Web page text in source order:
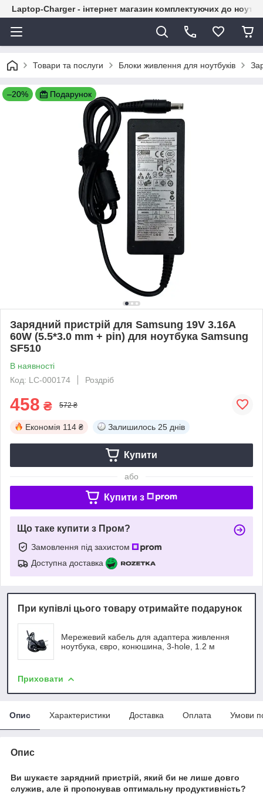
Laptop-Charger - інтернет магазин комплектуючих до
Товари та послуги Блоки живлення для ноутбуків
–20% Подарунок
Зарядний пристрій для Samsung 19V 3.16A
60W (5.5*3.0 mm + pin) для ноутбука Samsung
SF510
В наявності
Код: LC-000174
Роздріб
458 ₴ 572 ₴
Економія 114 ₴ Залишилось 25 днів
Купити
або
Купити з
Що таке купити з Пром?
Замовлення під захистом
Доступна доставка
При купівлі цього товару отримайте подарунок
Мережевий кабель для адаптера живлення
ноутбука, євро, конюшина, 3-hole, 1.2 м
Приховати
Опис Характеристики Доставка Оплата Умови
Опис
Ви шукаєте зарядний пристрій, який би не лише довго
служив, але й пропонував оптимальну продуктивність?